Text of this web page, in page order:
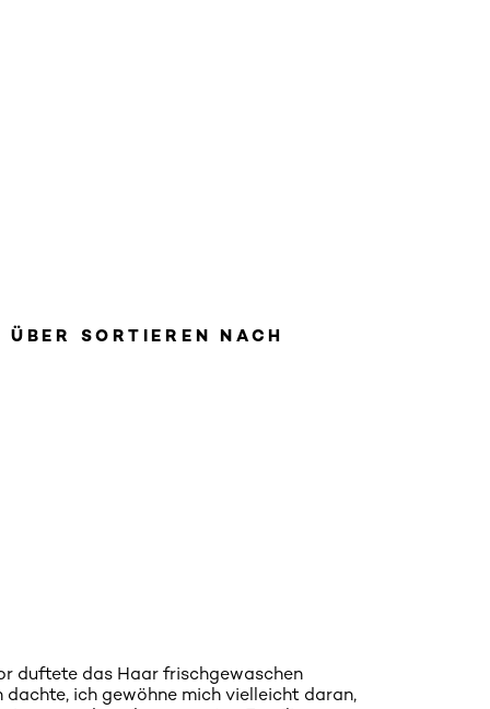
SORTIEREN NACH
duftete das Haar frischgewaschen
ich gewöhne mich vielleicht daran,